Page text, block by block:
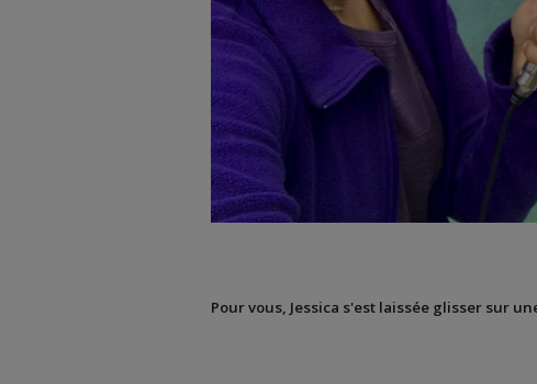
Pour vous, Jessica s'est laissée glisser sur